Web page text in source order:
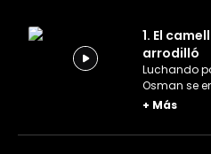
1. El
arrodilló
Luchando
Osman se
Años
+ Más